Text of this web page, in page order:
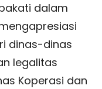
dalam
dinas-dinas
legalitas
Koperasi dan